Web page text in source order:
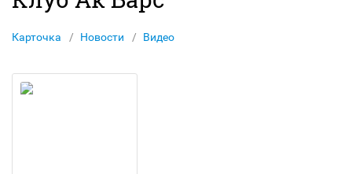
Карточка Новости Видео